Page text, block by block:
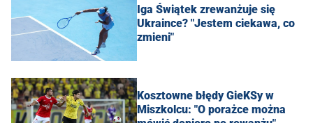
Iga Świątek zrewanżuje się
Ukraince? "Jestem ciekawa, co
zmieni"
Kosztowne błędy GieKSy w
Miszkolcu: "O porażce można